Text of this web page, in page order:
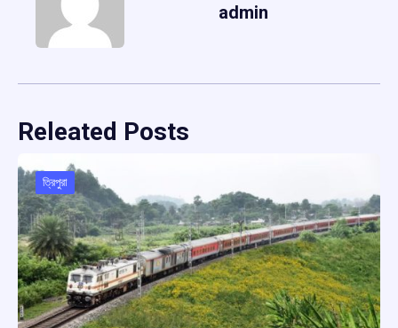
admin
Releated Posts
ত্রিপুরা